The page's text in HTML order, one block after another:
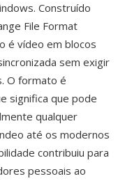
Construído
File Format
é vídeo em blocos
sem exigir
O formato é
significa que pode
qualquer
até os modernos
contribuiu para
pessoais ao